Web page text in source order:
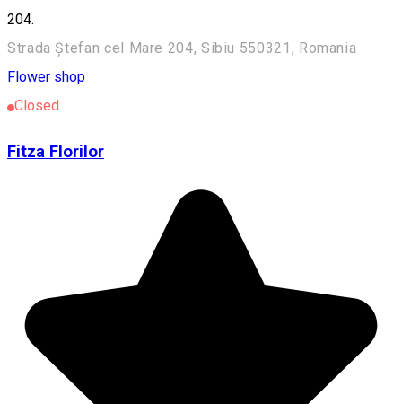
204.
Strada Ștefan cel Mare 204, Sibiu 550321, Romania
Flower shop
Closed
Fitza Florilor